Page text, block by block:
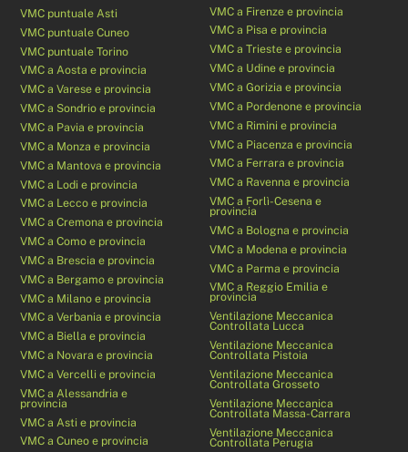
VMC puntuale Asti
VMC puntuale Cuneo
VMC puntuale Torino
VMC a Aosta e provincia
VMC a Varese e provincia
VMC a Sondrio e provincia
VMC a Pavia e provincia
VMC a Monza e provincia
VMC a Mantova e provincia
VMC a Lodi e provincia
VMC a Lecco e provincia
VMC a Cremona e provincia
VMC a Como e provincia
VMC a Brescia e provincia
VMC a Bergamo e provincia
VMC a Milano e provincia
VMC a Verbania e provincia
VMC a Biella e provincia
VMC a Novara e provincia
VMC a Vercelli e provincia
VMC a Alessandria e
provincia
VMC a Asti e provincia
VMC a Cuneo e provincia
VMC a Firenze e provincia
VMC a Pisa e provincia
VMC a Trieste e provincia
VMC a Udine e provincia
VMC a Gorizia e provincia
VMC a Pordenone e provincia
VMC a Rimini e provincia
VMC a Piacenza e provincia
VMC a Ferrara e provincia
VMC a Ravenna e provincia
VMC a Forlì-Cesena e
provincia
VMC a Bologna e provincia
VMC a Modena e provincia
VMC a Parma e provincia
VMC a Reggio Emilia e
provincia
Ventilazione Meccanica
Controllata Lucca
Ventilazione Meccanica
Controllata Pistoia
Ventilazione Meccanica
Controllata Grosseto
Ventilazione Meccanica
Controllata Massa-Carrara
Ventilazione Meccanica
Controllata Perugia